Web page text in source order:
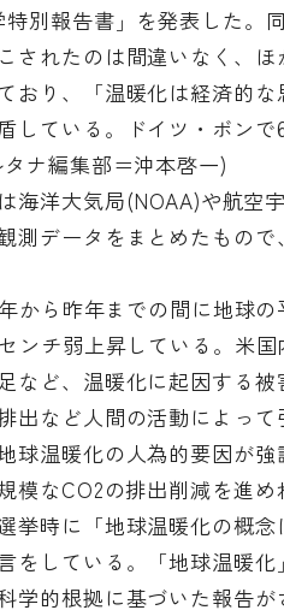
別報告書」を発表した。
されたのは間違いなく、
おり、「温暖化は経済的
している。ドイツ・ボン
ナ編集部＝沖本啓一)
海洋大気局(NOAA)や航
測データをまとめたもの
から昨年までの間に地球
ンチ弱上昇している。米
など、温暖化に起因する被
出など人間の活動によっ
球温暖化の人為的要因が
模なCO2の排出削減を進め
挙時に「地球温暖化の概
をしている。「地球温暖
学的根拠に基づいた報告